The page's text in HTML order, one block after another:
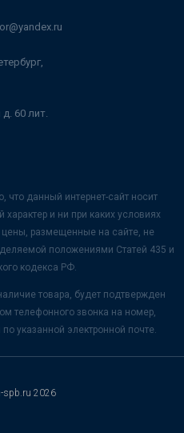
д. 60 лит.
данный интернет-сайт носит
и ни при каких условиях
размещенные на сайте, не
положениями Статей 435 и
кодекса РФ.
товара, будет подтвержден
телефонного звонка на номер,
указанной электронной почте.
spb.ru 2026